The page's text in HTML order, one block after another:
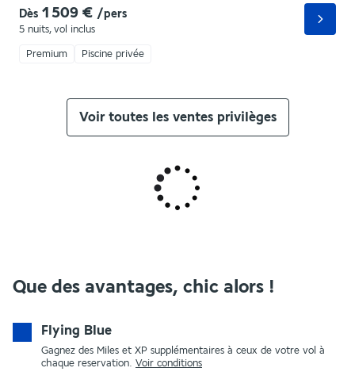
Dès 1 509 € /pers
5 nuits, vol inclus
Premium Piscine privée
Voir toutes les ventes privilèges
Que des avantages, chic alors !
Flying Blue
Gagnez des Miles et XP supplémentaires à ceux de votre vol à
chaque reservation. Voir conditions